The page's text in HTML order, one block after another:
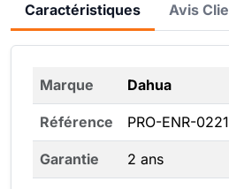
Caractéristiques Avis
Marque Dahua
Référence PRO-ENR-
Garantie 2 ans